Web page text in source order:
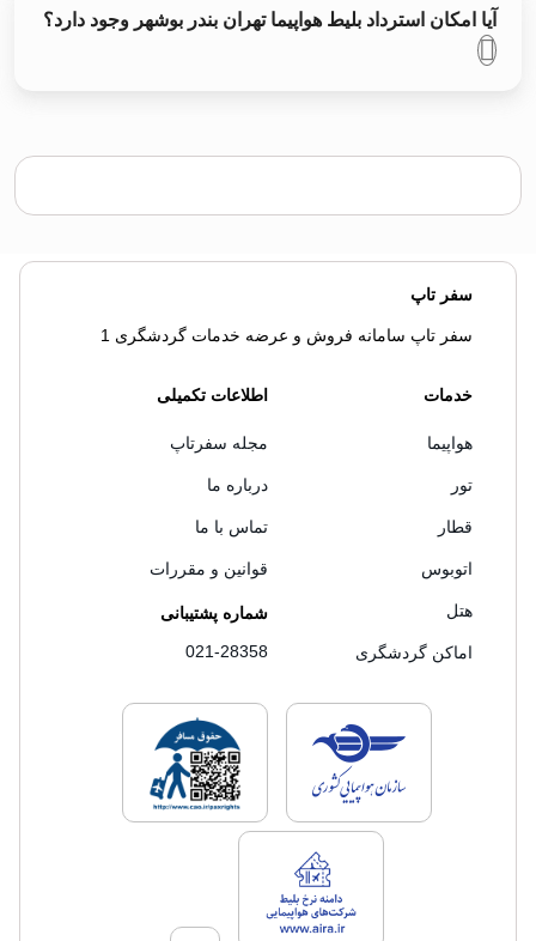
آیا امکان استرداد بلیط هواپیما تهران بندر بوشهر وجود دارد؟
سفر تاپ
سفر تاپ سامانه فروش و عرضه خدمات گردشگری 1
خدمات
هواپیما
تور
قطار
اتوبوس
هتل
اماکن گردشگری
اطلاعات تکمیلی
مجله سفرتاپ
درباره ما
تماس با ما
قوانین و مقررات
شماره پشتیبانی
021-28358
لایسنس های فروش سفرتاپلایسنس های
لایسنس های فروش سفرتاپ